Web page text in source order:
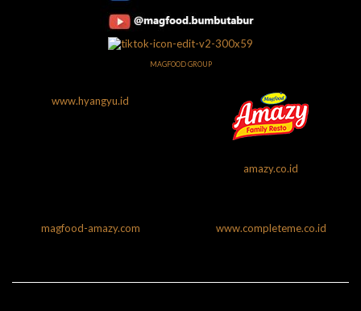
MAGFOOD GROUP
www.hyangyu.id
amazy.co.id
magfood-amazy.com www.completeme.co.id